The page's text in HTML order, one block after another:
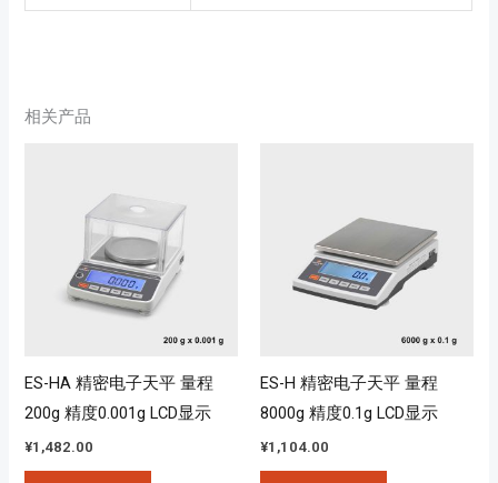
相关产品
ES-HA 精密电子天平 量程
200g 精度0.001g LCD显示
¥1,482.00
ES-H 精密电子天平 量程
8000g 精度0.1g LCD显示
¥1,104.00